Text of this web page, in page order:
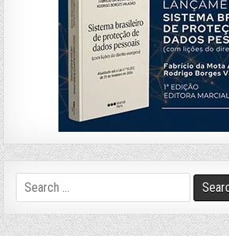
Search
for: